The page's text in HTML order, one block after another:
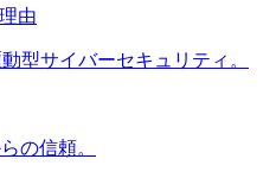
由
型サイバーセキュリティ。
の信頼。